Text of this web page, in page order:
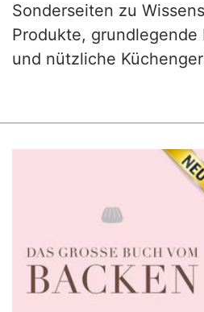
Sonderseiten zu
Produkte, grundlegende
und nützliche